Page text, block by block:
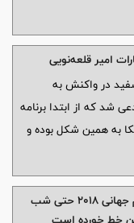
امیر قلعه‌نویی
در واکنش به
شد که از ابتدا برنامه
به همین شکل بوده و
سید جلال حسینی: در جام جهانی ۲۰۱۸ حتی شب